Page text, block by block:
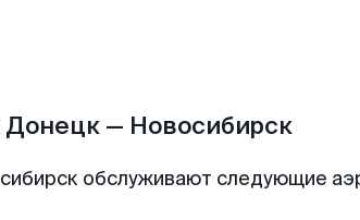
— Новосибирск
обслуживают следующие